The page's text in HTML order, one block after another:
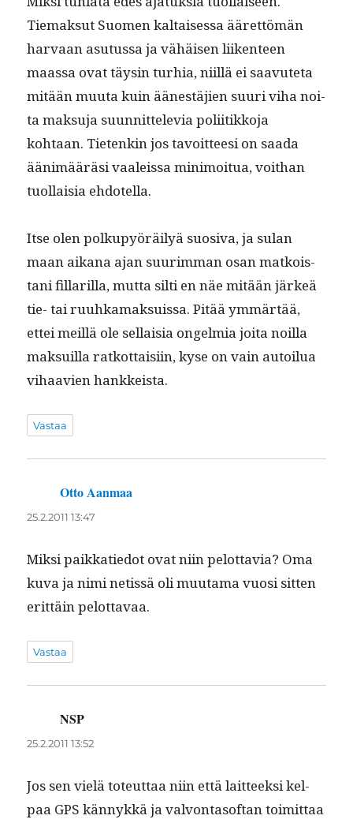
Tiemak­sut Suomen kaltaises­sa ääret­tömän
har­vaan asu­tus­sa ja vähäisen liiken­teen
maas­sa ovat täysin turhia, niil­lä ei saavute­ta
mitään muu­ta kuin äänestäjien suuri viha noi­
ta mak­su­ja suun­nit­tele­via poli­itikko­ja
kohtaan. Tietenkin jos tavoit­teesi on saa­da
ään­imääräsi vaaleis­sa min­i­moitua, voithan
tuol­laisia ehdotella.
Itse olen polkupyöräi­lyä suo­si­va, ja sulan
maan aikana ajan suurim­man osan matkois­
tani fil­lar­il­la, mut­ta silti en näe mitään järkeä
tie- tai ruuhka­mak­su­is­sa. Pitää ymmärtää,
ettei meil­lä ole sel­l­aisia ongelmia joi­ta noil­la
mak­suil­la ratkot­taisi­in, kyse on vain autoilua
vihaavien hankkeista.
Vastaa
Otto Aanmaa
25.2.2011 13:47
Mik­si paikkatiedot ovat niin pelot­tavia? Oma
kuva ja nimi netis­sä oli muu­ta­ma vuosi sit­ten
erit­täin pelottavaa.
Vastaa
NSP
25.2.2011 13:52
Jos sen vielä toteut­taa niin että lait­teek­si kel­
paa GPS kän­nykkä ja valvon­ta­sof­t­an toimit­taa